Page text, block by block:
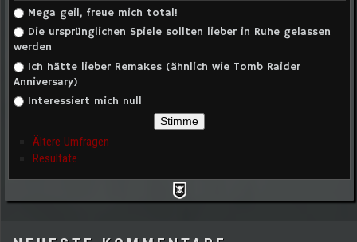
Auswahlmöglichkeiten
Mega geil, freue mich total!
Die ursprünglichen Spiele sollten lieber in Ruhe gelassen
werden
Ich hätte lieber Remakes (ähnlich wie Tomb Raider
Anniversary)
Interessiert mich null
Ältere Umfragen
Resultate